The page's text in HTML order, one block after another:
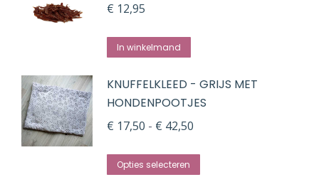
€ 12,95
In winkelmand
KNUFFELKLEED - GRIJS MET
HONDENPOOTJES
€ 17,50 - € 42,50
Opties selecteren